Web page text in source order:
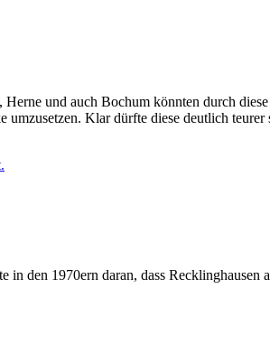
und auch Bochum könnten durch
umzusetzen. Klar dürfte diese deutlich
in den 1970ern daran, dass Recklinghausen